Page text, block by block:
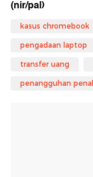
(nir/pal)
kasus chromebook
pengadaan laptop
transfer uang
penangguhan